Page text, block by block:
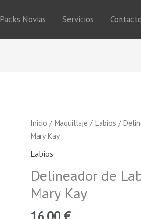
Packs Novias Servicios Contacto
Inicio / Maquillaje / Labios /
Mary Kay
Labios
Delineador de
Mary Kay
Delineador
de
Labios
Mary
Kay
cantidad